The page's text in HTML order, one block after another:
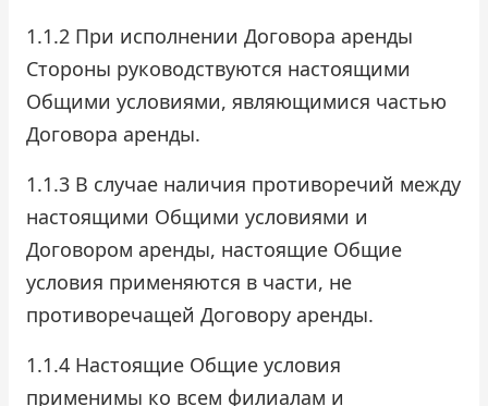
1.1.2 При исполнении Договора аренды
Стороны руководствуются настоящими
Общими условиями, являющимися частью
Договора аренды.
1.1.3 В случае наличия противоречий между
настоящими Общими условиями и
Договором аренды, настоящие Общие
условия применяются в части, не
противоречащей Договору аренды.
1.1.4 Настоящие Общие условия
применимы ко всем филиалам и